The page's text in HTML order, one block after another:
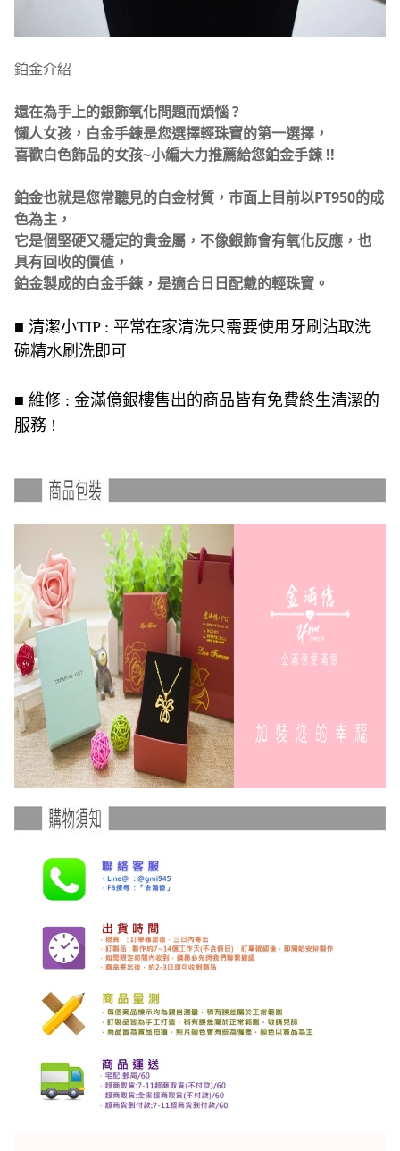
鉑金介紹
還在為手上的銀飾氧化問題而煩惱 ?
懶人女孩，白金手鍊是您選擇輕珠寶的第一選擇，
喜歡白色飾品的女孩~小編大力推薦給您鉑金手鍊 !!
鉑金也就是您常聽見的白金材質，市面上目前以PT950的成
色為主，
它是個堅硬又穩定的貴金屬，不像銀飾會有氧化反應，也
具有回收的價值，
鉑金製成的白金手鍊，是適合日日配戴的輕珠寶。
■ 清潔小TIP : 平常在家清洗只需要使用牙刷沾取洗
碗精水刷洗即可
■ 維修 : 金滿億銀樓售出的商品皆有免費終生清潔的
服務 !